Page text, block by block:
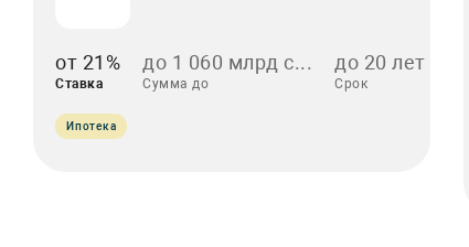
от 21%
Ставка
до 1 060 млрд с...
Сумма до
до 20 лет
Срок
Ипотека